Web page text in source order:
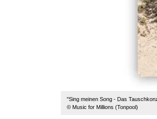
"Sing meinen Song - Das
© Music for Millions (Tonpool)